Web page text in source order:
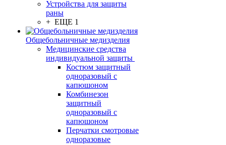
Устройства для защиты
раны
+ ЕЩЕ 1
Общебольничные медизделия
Медицинские средства
индивидуальной защиты
Костюм защитный
одноразовый с
капюшоном
Комбинезон
защитный
одноразовый с
капюшоном
Перчатки смотровые
одноразовые